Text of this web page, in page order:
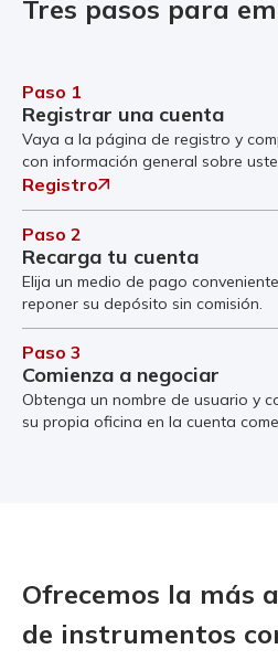
Tres pasos para
Paso 1
Registrar una cuenta
Vaya a la página de registro y
con información general sobre
Registro
Paso 2
Recarga tu cuenta
Elija un medio de pago
reponer su depósito sin comisión.
Paso 3
Comienza a negociar
Obtenga un nombre de usuario y
su propia oficina en la cuenta
Ofrecemos la más
de instrumentos